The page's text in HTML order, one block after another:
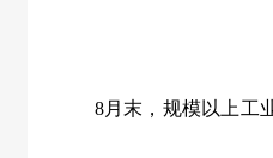
8月末，规模以上工